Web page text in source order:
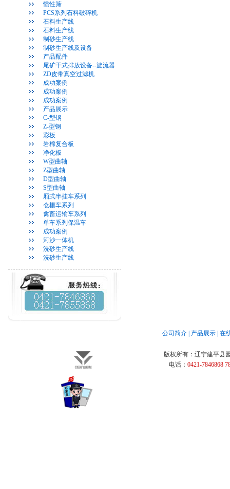
惯性筛
PCS系列石料破碎机
石料生产线
石料生产线
制砂生产线
制砂生产线及设备
产品配件
尾矿干式排放设备--旋流器
ZD皮带真空过滤机
成功案例
成功案例
成功案例
产品展示
C-型钢
Z-型钢
彩板
岩棉复合板
净化板
W型曲轴
Z型曲轴
D型曲轴
S型曲轴
厢式半挂车系列
仓栅车系列
禽畜运输车系列
单车系列保温车
成功案例
河沙一体机
洗砂生产线
洗砂生产线
公司简介| 产品展示| 在
版权所有： 辽宁建平县
电话： 0421-7846868